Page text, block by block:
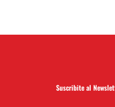
Suscribite al